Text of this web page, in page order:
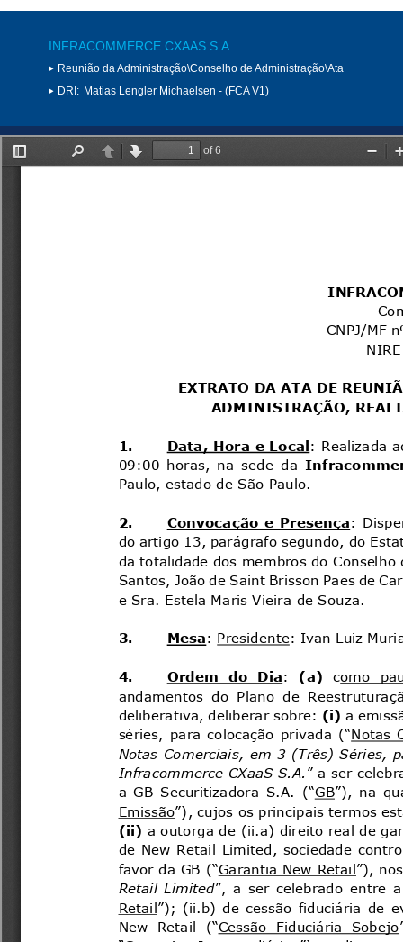
INFRACOMMERCE CXAAS S.A.
Reunião da Administração\Conselho de Administração\Ata
DRI: Matias Lengler Michaelsen - (FCA V1)